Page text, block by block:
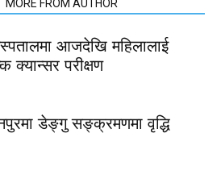
MORE FROM AUTHOR
आजदेखि महिलालाई
क्यान्सर परीक्षण
डेङ्गु सङ्क्रमणमा वृद्धि